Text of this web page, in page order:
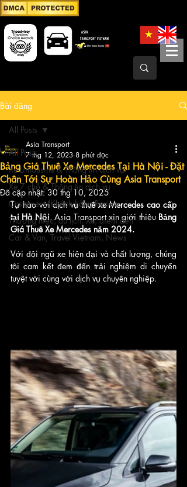
Bài đăng
All Posts
Xe Limousine & Thông tin dịch vụ
Xe 7 chỗ & Thông tin dịch vụ
Customers/Khách hàng Review
Thương hiệu, du lịch, Xe, điểm đến
Car & Van, Travel Vietnam, News
All Posts
Bảng Giá Thuê Xe Mercedes Tại Hà Nội - Đặt
Chân Tới Sự Hoàn Hảo Cùng Asia Transport
Asia Transport
7 thg 12, 2023 8 phút đọc
Đã cập nhật:30 thg 10, 2025
Tự hào với dịch vụ thuê xe Mercedes cao cấp
tại Hà Nội, Asia Transport xin giới thiệu Bảng
Giá Thuê Xe Mercedes năm 2024.
Với đội ngũ xe hiện đại và chất lượng, chúng
tôi cam kết đem đến trải nghiệm di chuyển
tuyệt vời cùng với dịch vụ chuyên nghiệp.